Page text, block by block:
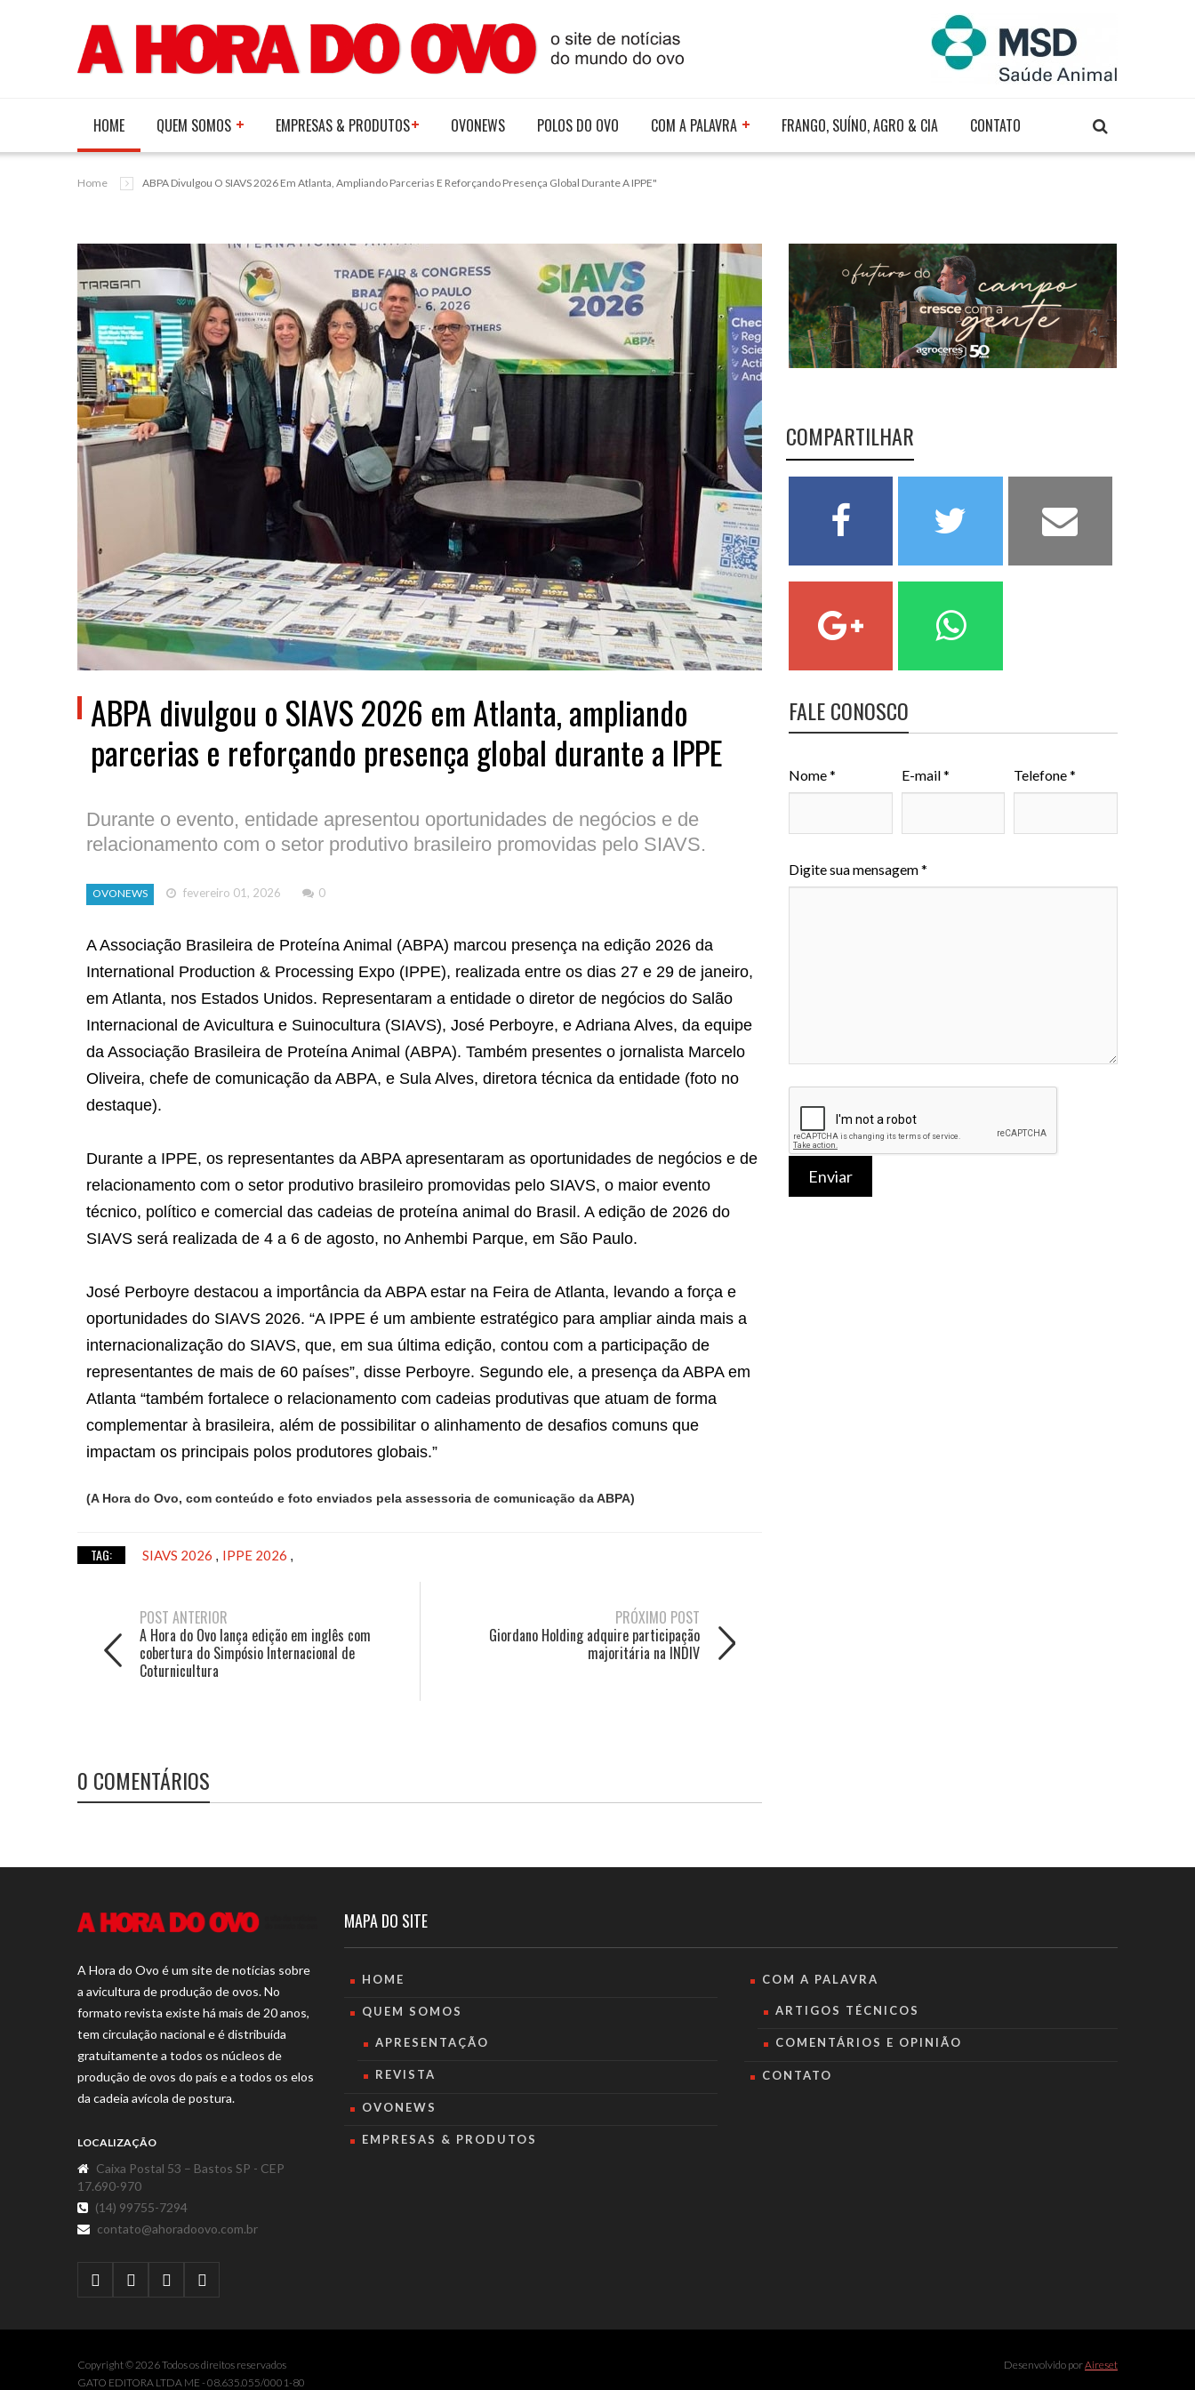
HOME QUEM SOMOS EMPRESAS & PRODUTOS OVONEWS POLOS DO OVO COM A PALAVRA FRANGO, SUÍNO, AGRO & CIA CONTATO
Home ABPA Divulgou O SIAVS 2026 Em Atlanta, Ampliando Parcerias E Reforçando Presença Global Durante A IPPE"
ABPA divulgou o SIAVS 2026 em Atlanta, ampliando
parcerias e reforçando presença global durante a IPPE
Durante o evento, entidade apresentou oportunidades de negócios e de
relacionamento com o setor produtivo brasileiro promovidas pelo SIAVS.
OVONEWS fevereiro 01, 2026 0
A Associação Brasileira de Proteína Animal (ABPA) marcou presença na edição 2026 da
International Production & Processing Expo (IPPE), realizada entre os dias 27 e 29 de janeiro,
em Atlanta, nos Estados Unidos. Representaram a entidade o diretor de negócios do Salão
Internacional de Avicultura e Suinocultura (SIAVS), José Perboyre, e Adriana Alves, da equipe
da Associação Brasileira de Proteína Animal (ABPA). Também presentes o jornalista Marcelo
Oliveira, chefe de comunicação da ABPA, e Sula Alves, diretora técnica da entidade (foto no
destaque).
Durante a IPPE, os representantes da ABPA apresentaram as oportunidades de negócios e de
relacionamento com o setor produtivo brasileiro promovidas pelo SIAVS, o maior evento
técnico, político e comercial das cadeias de proteína animal do Brasil. A edição de 2026 do
SIAVS será realizada de 4 a 6 de agosto, no Anhembi Parque, em São Paulo.
José Perboyre destacou a importância da ABPA estar na Feira de Atlanta, levando a força e
oportunidades do SIAVS 2026. “A IPPE é um ambiente estratégico para ampliar ainda mais a
internacionalização do SIAVS, que, em sua última edição, contou com a participação de
representantes de mais de 60 países”, disse Perboyre. Segundo ele, a presença da ABPA em
Atlanta “também fortalece o relacionamento com cadeias produtivas que atuam de forma
complementar à brasileira, além de possibilitar o alinhamento de desafios comuns que
impactam os principais polos produtores globais.”
(A Hora do Ovo, com conteúdo e foto enviados pela assessoria de comunicação da ABPA)
TAG: SIAVS 2026 , IPPE 2026 ,
POST ANTERIOR
A Hora do Ovo lança edição em inglês com
cobertura do Simpósio Internacional de
Coturnicultura
PRÓXIMO POST
Giordano Holding adquire participação
majoritária na INDIV
0 COMENTÁRIOS
COMPARTILHAR
FALE CONOSCO
Nome * E-mail * Telefone *
Digite sua mensagem *
Enviar
A Hora do Ovo é um site de notícias sobre
a avicultura de produção de ovos. No
formato revista existe há mais de 20 anos,
tem circulação nacional e é distribuída
gratuitamente a todos os núcleos de
produção de ovos do país e a todos os elos
da cadeia avícola de postura.
LOCALIZAÇÃO
Caixa Postal 53 – Bastos SP - CEP
17.690-970
(14) 99755-7294
contato@ahoradoovo.com.br
MAPA DO SITE
HOME
QUEM SOMOS
APRESENTAÇÃO
REVISTA
OVONEWS
EMPRESAS & PRODUTOS
COM A PALAVRA
ARTIGOS TÉCNICOS
COMENTÁRIOS E OPINIÃO
CONTATO
Copyright © 2026 Todos os direitos reservados Desenvolvido porAireset
GATO EDITORA LTDA ME - 08.635.055/0001-80